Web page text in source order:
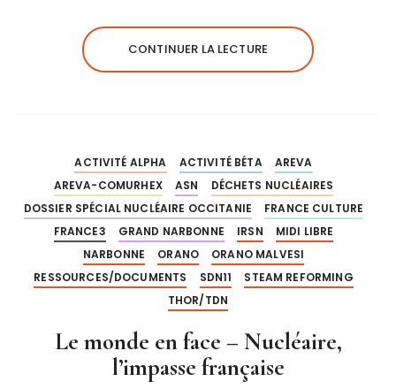
CONTINUER LA LECTURE
ACTIVITÉ ALPHA ACTIVITÉ BÉTA
AREVA
AREVA-COMURHEX
ASN
DÉCHETS NUCLÉAIRES
DOSSIER SPÉCIAL NUCLÉAIRE OCCITANIE
FRANCE CULTURE
FRANCE3
GRAND NARBONNE IRSN
MIDI LIBRE
NARBONNE
ORANO
ORANO MALVESI
RESSOURCES/DOCUMENTS
SDN11
STEAM REFORMING
THOR/TDN
Le monde en face – Nucléaire,
l’impasse française